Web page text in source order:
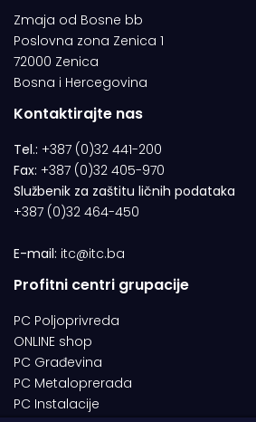
Zmaja od Bosne bb
Poslovna zona Zenica 1
72000 Zenica
Bosna i Hercegovina
Kontaktirajte nas
Tel.: +387 (0)32 441-200
Fax: +387 (0)32 405-970
Službenik za zaštitu ličnih podataka
+387 (0)32 464-450
E-mail: itc@itc.ba
Profitni centri grupacije
PC Poljoprivreda
ONLINE shop
PC Građevina
PC Metaloprerada
PC Instalacije